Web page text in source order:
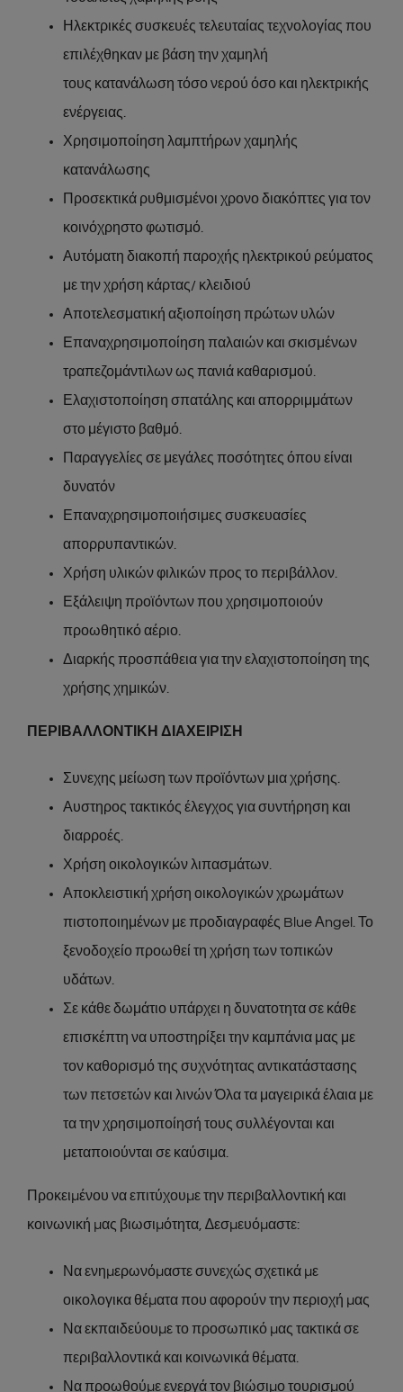
Ηλεκτρικές συσκευές τελευταίας τεχνολογίας που
επιλέχθηκαν με βάση την χαμηλή
τους κατανάλωση τόσο νερού όσο και ηλεκτρικής
ενέργειας.
Χρησιμοποίηση λαμπτήρων χαμηλής
κατανάλωσης
Προσεκτικά ρυθμισμένοι χρονο διακόπτες για τον
κοινόχρηστο φωτισμό.
Αυτόματη διακοπή παροχής ηλεκτρικού ρεύματος
με την χρήση κάρτας/ κλειδιού
Αποτελεσματική αξιοποίηση πρώτων υλών
Επαναχρησιμοποίηση παλαιών και σκισμένων
τραπεζομάντιλων ως πανιά καθαρισμού.
Ελαχιστοποίηση σπατάλης και απορριμμάτων
στο μέγιστο βαθμό.
Παραγγελίες σε μεγάλες ποσότητες όπου είναι
δυνατόν
Επαναχρησιμοποιήσιμες συσκευασίες
απορρυπαντικών.
Χρήση υλικών φιλικών προς το περιβάλλον.
Εξάλειψη προϊόντων που χρησιμοποιούν
προωθητικό αέριο.
Διαρκής προσπάθεια για την ελαχιστοποίηση της
χρήσης χημικών.
ΠΕΡΙΒΑΛΛΟΝΤΙΚΗ ΔΙΑΧΕΙΡΙΣΗ
Συνεχης μείωση των προϊόντων μια χρήσης.
Αυστηρος τακτικός έλεγχος για συντήρηση και
διαρροές.
Χρήση οικολογικών λιπασμάτων.
Αποκλειστική χρήση οικολογικών χρωμάτων
πιστοποιημένων με προδιαγραφές Blue Αngel. Το
ξενοδοχείο προωθεί τη χρήση των τοπικών
υδάτων.
Σε κάθε δωμάτιο υπάρχει η δυνατοτητα σε κάθε
επισκέπτη να υποστηρίξει την καμπάνια μας με
τον καθορισμό της συχνότητας αντικατάστασης
των πετσετών και λινών Όλα τα μαγειρικά έλαια με
τα την χρησιμοποίησή τους συλλέγονται και
μεταποιούνται σε καύσιμα.
Προκειµένου να επιτύχουµε την περιβαλλοντική και
κοινωνική µας βιωσιµότητα, ∆εσµευόµαστε:
Να ενηµερωνόµαστε συνεχώς σχετικά µε
οικολογικα θέµατα που αφορούν την περιοχή µας
Να εκπαιδεύουµε το προσωπικό µας τακτικά σε
περιβαλλοντικά και κοινωνικά θέµατα.
Να προωθούµε ενεργά τον βιώσιµο τουρισµού